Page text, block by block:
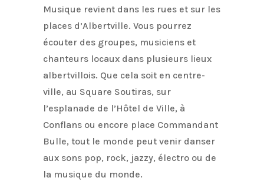
Musique revient dans les rues et sur les
places d’Albertville. Vous pourrez
écouter des groupes, musiciens et
chanteurs locaux dans plusieurs lieux
albertvillois. Que cela soit en centre-
ville, au Square Soutiras, sur
l’esplanade de l’Hôtel de Ville, à
Conflans ou encore place Commandant
Bulle, tout le monde peut venir danser
aux sons pop, rock, jazzy, électro ou de
la musique du monde.